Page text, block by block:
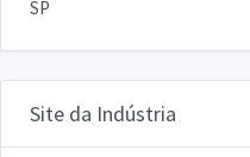
SP
Site da Indústria